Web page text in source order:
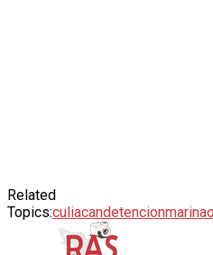
Related
Topics:culiacandetencionmarina